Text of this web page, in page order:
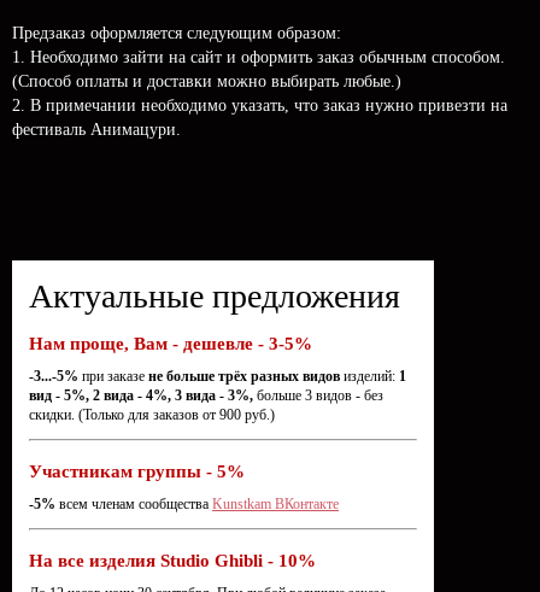
Предзаказ оформляется следующим образом:
1. Необходимо зайти на сайт и оформить заказ обычным способом.
(Способ оплаты и доставки можно выбирать любые.)
2. В примечании необходимо указать, что заказ нужно привезти на
фестиваль Анимацури.
Актуальные предложения
Нам проще, Вам - дешевле - 3-5%
-3...-5% при заказе не больше трёх разных видов изделий: 1
вид - 5%, 2 вида - 4%, 3 вида - 3%, больше 3 видов - без
скидки. (Только для заказов от 900 руб.)
Участникам группы - 5%
-5% всем членам сообщества Kunstkam ВКонтакте
На все изделия Studio Ghibli - 10%